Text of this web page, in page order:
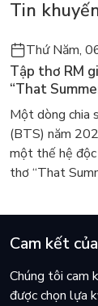
Tin
Thứ Năm,
Tập thơ RM
“That
Lee Seong-
tiếng Anh
sốt
Một dòng chia
(BTS) năm
một thế hệ
thơ “That
Cam kết
Chúng tôi cam
được chọn lựa